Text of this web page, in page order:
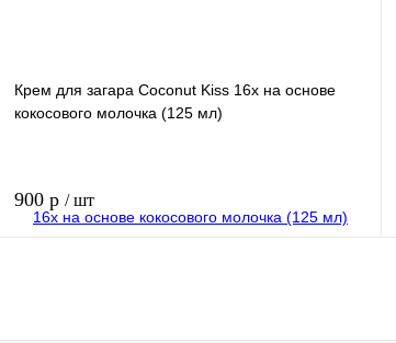
Крем для загара Coconut Kiss 16х на основе
кокосового молочка (125 мл)​
900 р / шт